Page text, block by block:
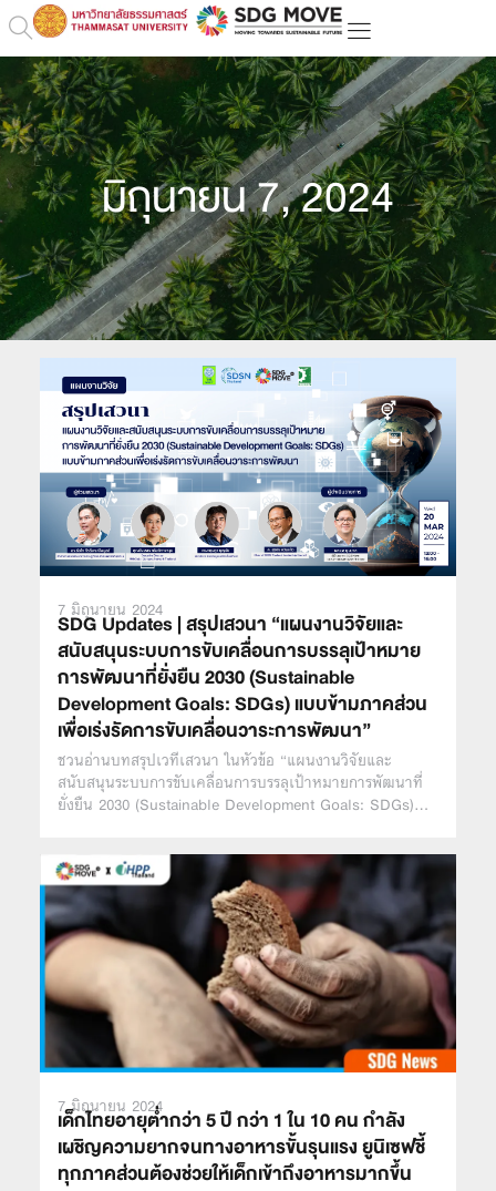
มิถุนายน 7, 2024
7 มิถุนายน 2024
SDG Updates | สรุปเสวนา “แผนงานวิจัยและ
สนับสนุนระบบการขับเคลื่อนการบรรลุเป้าหมาย
การพัฒนาที่ยั่งยืน 2030 (Sustainable
Development Goals: SDGs) แบบข้ามภาคส่วน
เพื่อเร่งรัดการขับเคลื่อนวาระการพัฒนา”
ชวนอ่านบทสรุปเวทีเสวนา ในหัวข้อ “แผนงานวิจัยและ
สนับสนุนระบบการขับเคลื่อนการบรรลุเป้าหมายการพัฒนาที่
ยั่งยืน 2030 (Sustainable Development Goals: SDGs)…
7 มิถุนายน 2024
เด็กไทยอายุต่ำกว่า 5 ปี กว่า 1 ใน 10 คน กำลัง
เผชิญความยากจนทางอาหารขั้นรุนแรง ยูนิเซฟชี้
ทุกภาคส่วนต้องช่วยให้เด็กเข้าถึงอาหารมากขึ้น